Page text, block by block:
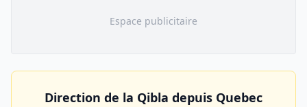
Espace publicitaire
Direction de la Qibla depuis Quebec